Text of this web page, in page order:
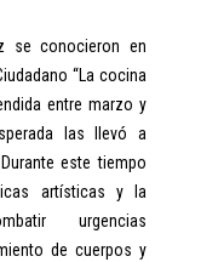
se conocieron en
“La cocina
entre marzo y
las llevó a
este tiempo
artísticas y la
urgencias
de cuerpos y